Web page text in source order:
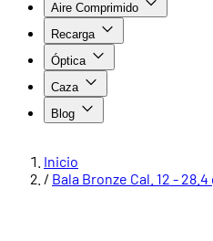
Aire Comprimido
Recarga
Óptica
Caza
Blog
Inicio
/ Bala Bronze Cal. 12 -